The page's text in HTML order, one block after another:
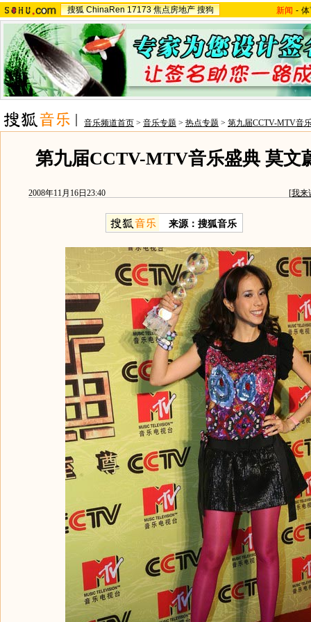
搜狐 ChinaRen 17173 焦点房地产 搜狗 新闻 -
音乐频道首页 > 音乐专题 > 热点专题 > 第九届CCTV-MTV音
第九届CCTV-MTV音乐盛典 莫文
2008年11月16日23:40 [我来
来源：搜狐音乐